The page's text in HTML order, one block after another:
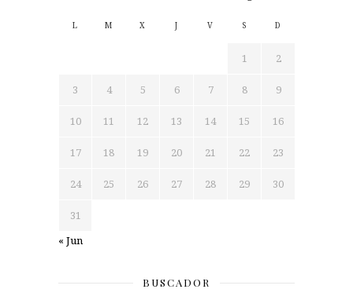
L M X J V S D
1 2
3 4 5 6 7 8 9
10 11 12 13 14 15 16
17 18 19 20 21 22 23
24 25 26 27 28 29 30
31
« Jun
BUSCADOR